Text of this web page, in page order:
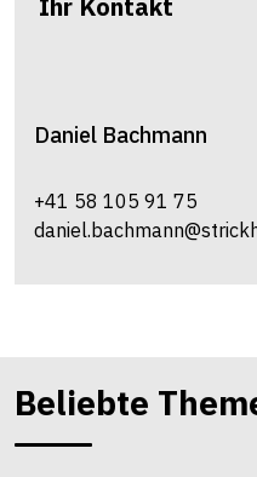
Ihr Kontakt
Daniel Bachmann
+41 58 105 91 75
Beliebte